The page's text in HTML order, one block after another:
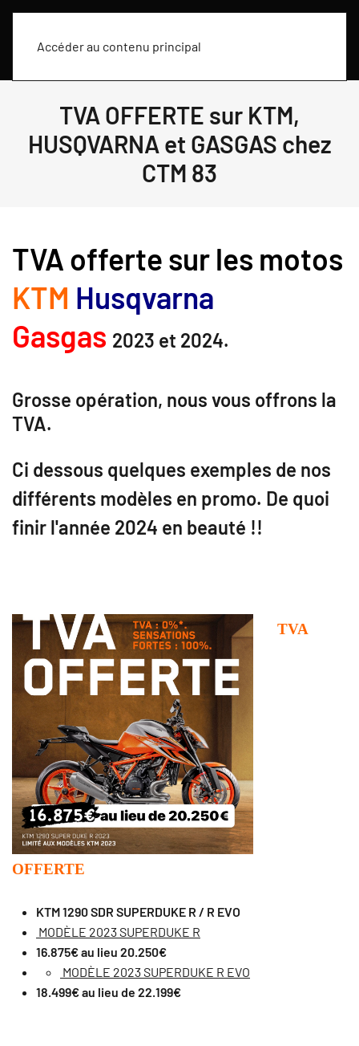
Accéder au contenu principal
TVA OFFERTE sur KTM,
HUSQVARNA et GASGAS chez
CTM 83
TVA offerte sur les motos
KTM Husqvarna
Gasgas 2023 et 2024.
Grosse opération, nous vous offrons la
TVA.
Ci dessous quelques exemples de nos
différents modèles en promo. De quoi
finir l'année 2024 en beauté !!
TVA
OFFERTE
KTM 1290 SDR SUPERDUKE R / R EVO
MODÈLE 2023 SUPERDUKE R
16.875€ au lieu 20.250€
MODÈLE 2023 SUPERDUKE R EVO
18.499€ au lieu de 22.199€